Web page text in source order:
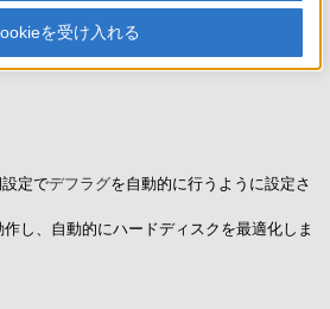
操作します
定でデフラグを自動的に行うように設定さ
作し、自動的にハードディスクを最適化しま
を受け入れる